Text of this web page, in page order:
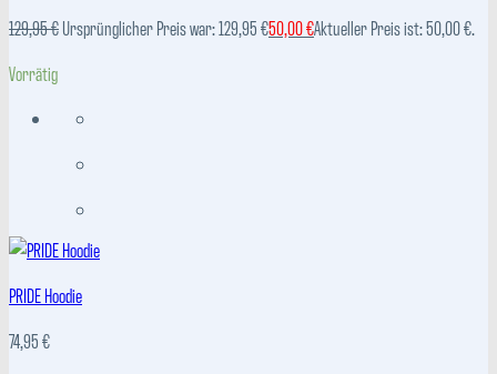
129,95€Ursprünglicher Preis war: 129,95 €50,00€Aktueller Preis ist: 50,00 €.
Vorrätig
PRIDE Hoodie
74,95€